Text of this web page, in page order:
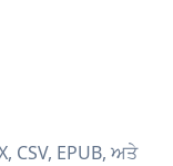
CSV, EPUB, ਅਤੇ